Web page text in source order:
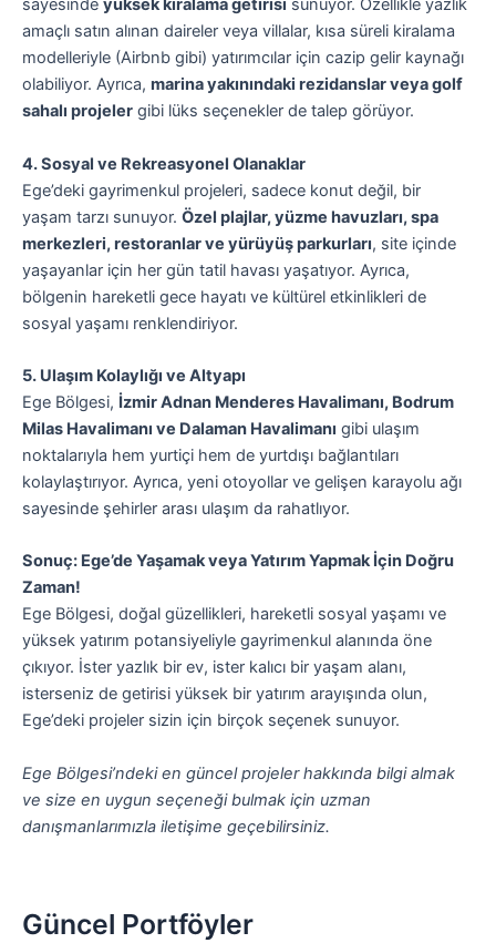
sayesinde yüksek kiralama getirisi sunuyor. Özellikle yazlık
amaçlı satın alınan daireler veya villalar, kısa süreli kiralama
modelleriyle (Airbnb gibi) yatırımcılar için cazip gelir kaynağı
olabiliyor. Ayrıca, marina yakınındaki rezidanslar veya golf
sahalı projeler gibi lüks seçenekler de talep görüyor.
4. Sosyal ve Rekreasyonel Olanaklar
Ege’deki gayrimenkul projeleri, sadece konut değil, bir
yaşam tarzı sunuyor. Özel plajlar, yüzme havuzları, spa
merkezleri, restoranlar ve yürüyüş parkurları, site içinde
yaşayanlar için her gün tatil havası yaşatıyor. Ayrıca,
bölgenin hareketli gece hayatı ve kültürel etkinlikleri de
sosyal yaşamı renklendiriyor.
5. Ulaşım Kolaylığı ve Altyapı
Ege Bölgesi, İzmir Adnan Menderes Havalimanı, Bodrum
Milas Havalimanı ve Dalaman Havalimanı gibi ulaşım
noktalarıyla hem yurtiçi hem de yurtdışı bağlantıları
kolaylaştırıyor. Ayrıca, yeni otoyollar ve gelişen karayolu ağı
sayesinde şehirler arası ulaşım da rahatlıyor.
Sonuç: Ege’de Yaşamak veya Yatırım Yapmak İçin Doğru
Zaman!
Ege Bölgesi, doğal güzellikleri, hareketli sosyal yaşamı ve
yüksek yatırım potansiyeliyle gayrimenkul alanında öne
çıkıyor. İster yazlık bir ev, ister kalıcı bir yaşam alanı,
isterseniz de getirisi yüksek bir yatırım arayışında olun,
Ege’deki projeler sizin için birçok seçenek sunuyor.
Ege Bölgesi’ndeki en güncel projeler hakkında bilgi almak
ve size en uygun seçeneği bulmak için uzman
danışmanlarımızla iletişime geçebilirsiniz.
Güncel Portföyler